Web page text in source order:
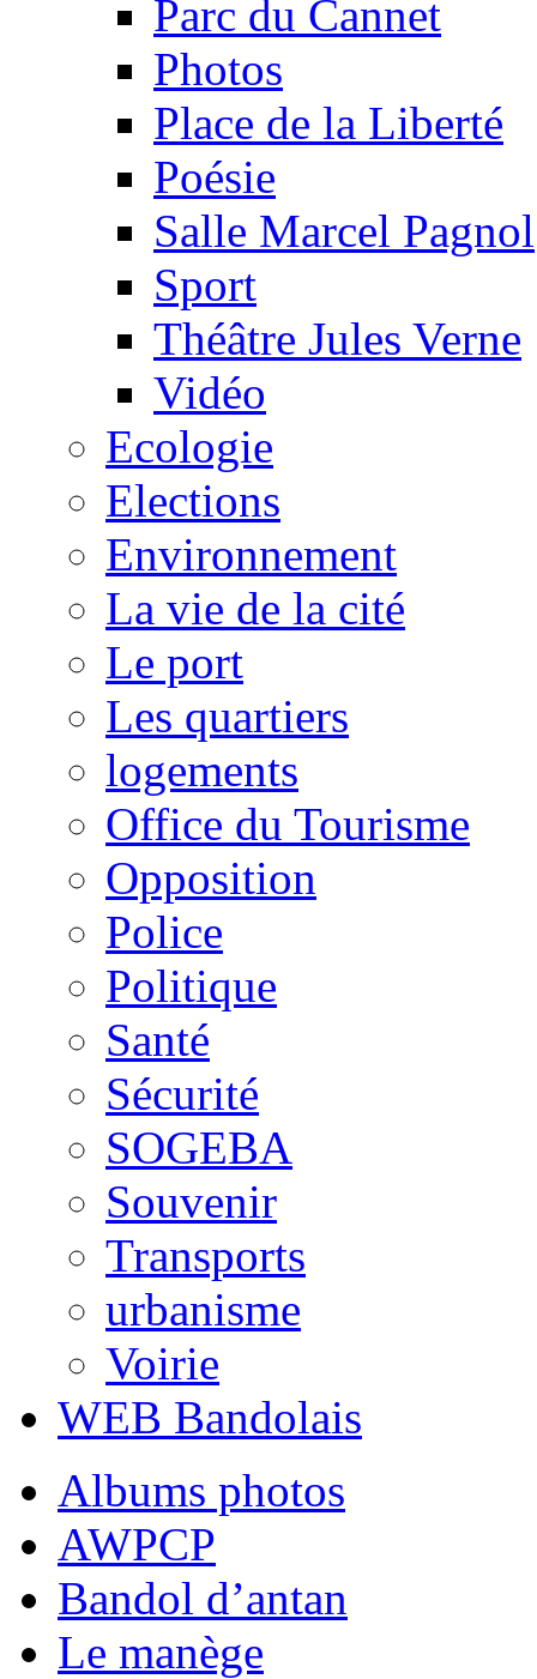
Parc du Cannet
Photos
Place de la Liberté
Poésie
Salle Marcel Pagnol
Sport
Théâtre Jules Verne
Vidéo
Ecologie
Elections
Environnement
La vie de la cité
Le port
Les quartiers
logements
Office du Tourisme
Opposition
Police
Politique
Santé
Sécurité
SOGEBA
Souvenir
Transports
urbanisme
Voirie
WEB Bandolais
Albums photos
AWPCP
Bandol d’antan
Le manège